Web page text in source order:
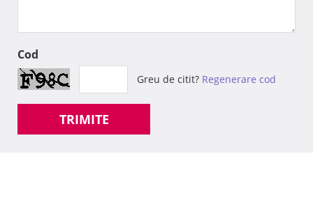
Cod
Greu de citit? Regenerare cod
TRIMITE